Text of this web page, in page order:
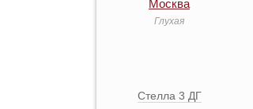
Глухая
Стелла 3 ДГ